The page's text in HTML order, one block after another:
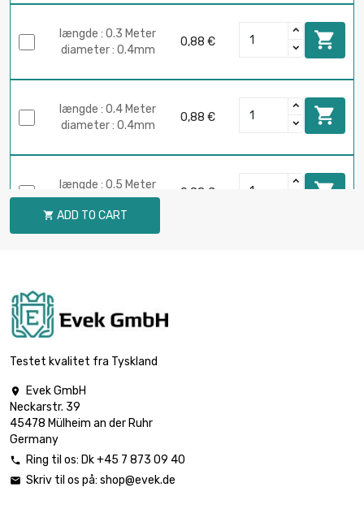
længde : 0.3 Meter
diameter : 0.4mm
0,88 € 
længde : 0.4 Meter
diameter : 0.4mm
0,88 € 
længde : 0.5 Meter
diameter : 0.4mm
0,88 € 
længde : 0.02 Meter
diameter : 0.5mm
længde : 0.05 Meter
 ADD TO CART
Testet kvalitet fra Tyskland

Evek GmbH
Neckarstr. 39
45478 Mülheim an der Ruhr
Germany
 Ring til os: Dk +45 7 873 09 40
 Skriv til os på: shop@evek.de